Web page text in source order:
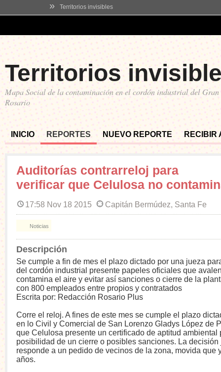
» Territorios invisibles
Territorios
Mapa Social de la contaminación en el cordón industrial del Gran
Rosario
INICIO REPORTES NUEVO REPORTE RECIBIR
Auditorías contrarreloj para
verificar que Celulosa no
17:58 Nov 18 2015 Capitán Bermúdez, Santa Fe
Noticias
Descripción
Se cumple a fin de mes el plazo dictado por una jueza
del cordón industrial presente papeles oficiales que
contamina el aire y evitar así sanciones o cierre de la
con 800 empleados entre propios y contratados
Escrita por: Redacción Rosario Plus
Corre el reloj. A fines de este mes se cumple el plazo
en lo Civil y Comercial de San Lorenzo Gladys López de
que Celulosa presente un certificado de aptitud ambiental
posibilidad de un cierre o posibles sanciones. La
responde a un pedido de vecinos de la zona, movida que
años.